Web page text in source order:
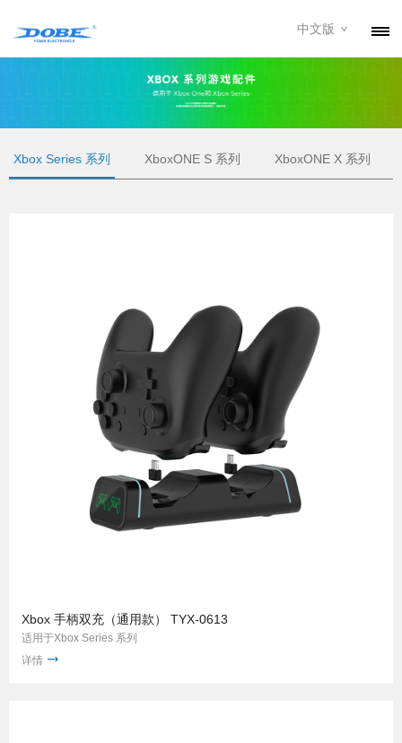
中文版
Xbox Series 系列 XboxONE S 系列 XboxONE X 系列
Xbox 手柄双充（通用款） TYX-0613
适用于Xbox Series 系列
详情